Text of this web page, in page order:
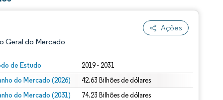
Ações
Geral do Mercado
de Estudo 2019 - 2031
do Mercado (2026) 42.63 Bilhões de dólares
do Mercado (2031) 74.23 Bilhões de dólares